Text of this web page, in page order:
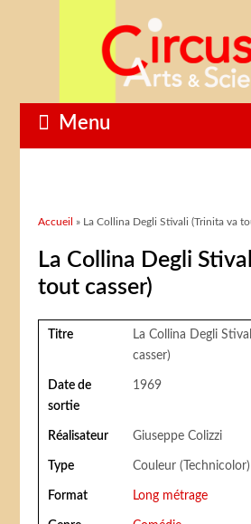
Menu
Vous êtes ici
Accueil » La Collina Degli Stivali (Trinita va
La Collina Degli
tout casser)
Titre
La Collina Degli
casser)
Date de
sortie
1969
Réalisateur Giuseppe Colizzi
Type Couleur (Technicolor)
Format Long métrage